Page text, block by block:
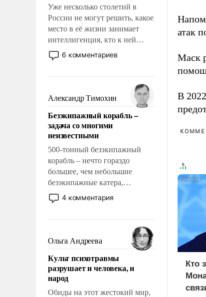
Уже несколько столетий в
России не могут решить, какое
место в её жизни занимает
интеллигенция, кто к ней
принадлежит, а кого из неё
исключили с правом
чем она отличается от просто
образованных людей. Иногда
казалось, что эти вопросы
решены раз и навсегда, но –
нет, не решены.
6 комментариев
Александр Тимохин
Безэкипажный корабль –
задача со многими
неизвестными
500-тонный безэкипажный
корабль – нечто гораздо
большее, чем небольшие
безэкипажные катера,
применение которых уже
стало обыденностью. Задача по
сложна и амбициозна. Однако
и ее реализация радикально
поднимет наши боевые
возможности.
4 комментария
Ольга Андреева
Культ психотравмы
разрушает и человека, и
народ
Обиды на этот жестокий мир,
атак
Маск
В
Кто